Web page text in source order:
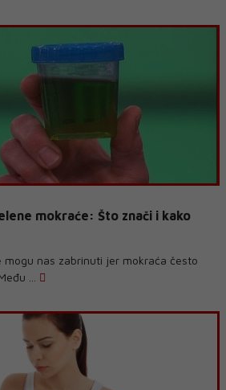
mokraće: Što znači i kako
nas zabrinuti jer mokraća često
...